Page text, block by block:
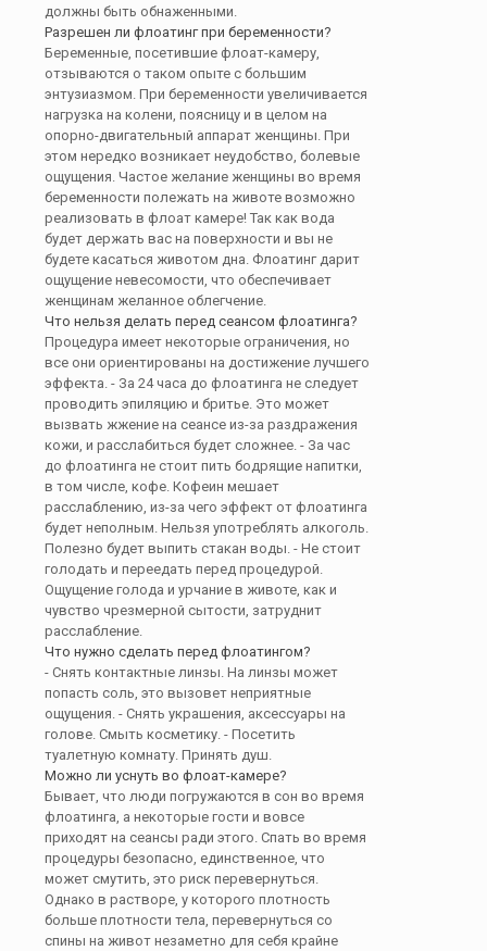
должны быть обнаженными.
Разрешен ли флоатинг при беременности?
Беременные, посетившие флоат-камеру,
отзываются о таком опыте с большим
энтузиазмом. При беременности увеличивается
нагрузка на колени, поясницу и в целом на
опорно-двигательный аппарат женщины. При
этом нередко возникает неудобство, болевые
ощущения. Частое желание женщины во время
беременности полежать на животе возможно
реализовать в флоат камере! Так как вода
будет держать вас на поверхности и вы не
будете касаться животом дна. Флоатинг дарит
ощущение невесомости, что обеспечивает
женщинам желанное облегчение.
Что нельзя делать перед сеансом флоатинга?
Процедура имеет некоторые ограничения, но
все они ориентированы на достижение лучшего
эффекта. - За 24 часа до флоатинга не следует
проводить эпиляцию и бритье. Это может
вызвать жжение на сеансе из-за раздражения
кожи, и расслабиться будет сложнее. - За час
до флоатинга не стоит пить бодрящие напитки,
в том числе, кофе. Кофеин мешает
расслаблению, из-за чего эффект от флоатинга
будет неполным. Нельзя употреблять алкоголь.
Полезно будет выпить стакан воды. - Не стоит
голодать и переедать перед процедурой.
Ощущение голода и урчание в животе, как и
чувство чрезмерной сытости, затруднит
расслабление.
Что нужно сделать перед флоатингом?
- Снять контактные линзы. На линзы может
попасть соль, это вызовет неприятные
ощущения. - Снять украшения, аксессуары на
голове. Смыть косметику. - Посетить
туалетную комнату. Принять душ.
Можно ли уснуть во флоат-камере?
Бывает, что люди погружаются в сон во время
флоатинга, а некоторые гости и вовсе
приходят на сеансы ради этого. Спать во время
процедуры безопасно, единственное, что
может смутить, это риск перевернуться.
Однако в растворе, у которого плотность
больше плотности тела, перевернуться со
спины на живот незаметно для себя крайне